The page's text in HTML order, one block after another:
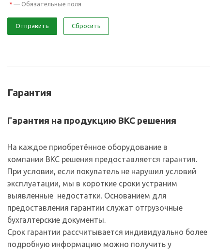
* — Обязательные поля
Отправить Сбросить
Гарантия
Гарантия на продукцию ВКС решения
На каждое приобретённое оборудование в
компании ВКС решения предоставляется гарантия.
При условии, если покупатель не нарушил условий
эксплуатации, мы в короткие сроки устраним
выявленные недостатки. Основанием для
предоставления гарантии служат отгрузочные
бухгалтерские документы.
Срок гарантии рассчитывается индивидуально более
подробную информацию можно получить у